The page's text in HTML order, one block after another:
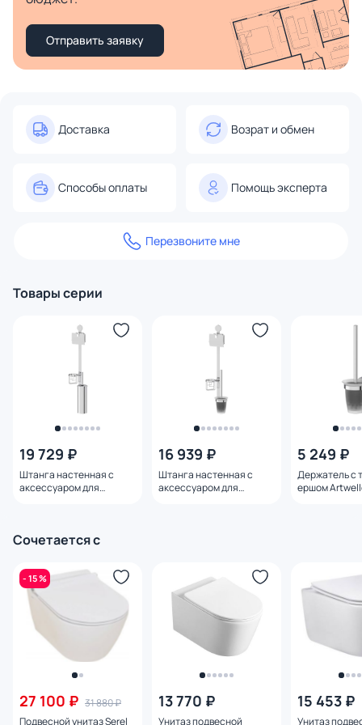
Отправить заявку
Доставка Возрат и обмен
Способы оплаты Помощь эксперта
Перезвоните мне
Товары серии
19 729 ₽
Штанга настенная с
аксессуаром для
16 939 ₽
Штанга настенная с
аксессуаром для
5 249 ₽
Держатель с
ершом
Сочетается с
- 15 %
27 100 ₽ 31 880 ₽
Подвесной унитаз Serel
13 770 ₽
Унитаз подвесной
15 453 ₽
Унитаз